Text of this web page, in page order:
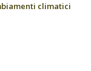
climatici